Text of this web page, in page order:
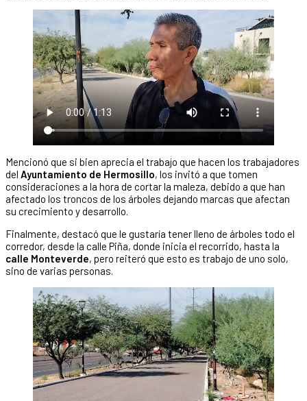
Mencionó que si bien aprecia el trabajo que hacen los trabajadores
del Ayuntamiento de Hermosillo, los invitó a que tomen
consideraciones a la hora de cortar la maleza, debido a que han
afectado los troncos de los árboles dejando marcas que afectan
su crecimiento y desarrollo.
Finalmente, destacó que le gustaría tener lleno de árboles todo el
corredor, desde la calle Piña, donde inicia el recorrido, hasta la
calle Monteverde, pero reiteró que esto es trabajo de uno solo,
sino de varias personas.